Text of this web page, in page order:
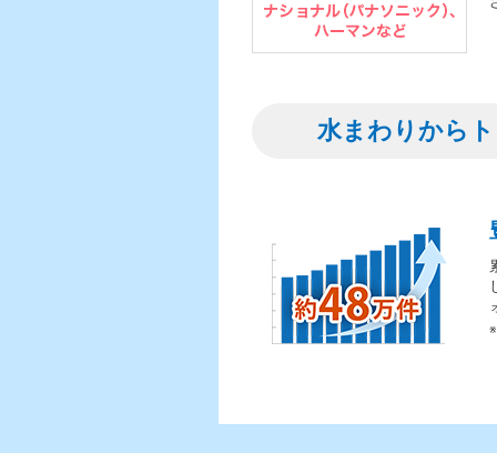
水まわりから